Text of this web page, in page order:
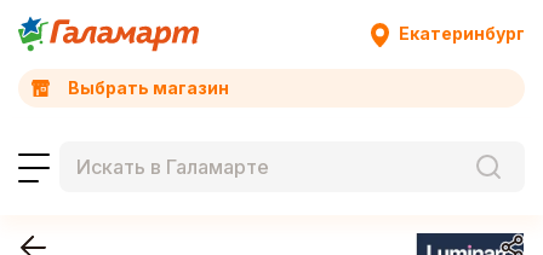
Екатеринбург
Выбрать магазин